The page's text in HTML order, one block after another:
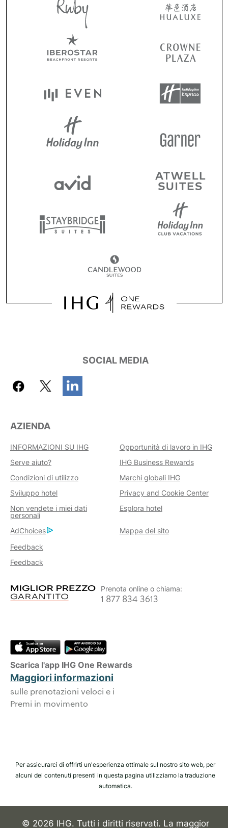
SOCIAL MEDIA
AZIENDA
INFORMAZIONI SU IHG
Opportunità di lavoro in IHG
Serve aiuto?
IHG Business Rewards
Condizioni di utilizzo
Marchi globali IHG
Sviluppo hotel
Privacy and Cookie Center
Non vendete i miei dati
personali
Esplora hotel
AdChoices
Mappa del sito
Feedback
Feedback
Prenota online o chiama:
1 877 834 3613
Scarica l'app IHG One Rewards
Maggiori informazioni
sulle prenotazioni veloci e i
Premi in movimento
Per assicurarci di offrirti un'esperienza ottimale sul nostro sito web, per
alcuni dei contenuti presenti in questa pagina utilizziamo la traduzione
automatica.
© 2026 IHG. Tutti i diritti riservati. La maggior